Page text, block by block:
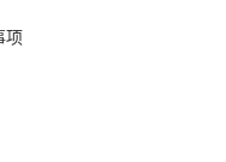
项